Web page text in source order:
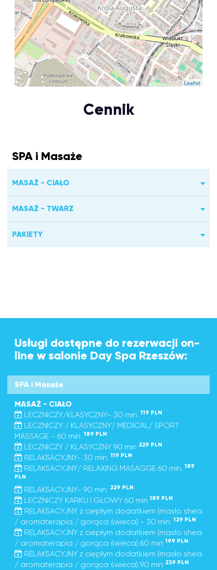
Leaflet
Cennik
SPA i Masaże
MASAŻ - CIAŁO
MASAŻ - TWARZ
PAKIETY
Usługi dostępne do rezerwacji on-
line w salonie Day Spa Rzeszów:
SPA i Masaże
MASAŻ - CIAŁO
LECZNICZY/KLASYCZNY- 30 min. 119 PLN
LECZNICZY / KLASYCZNY/ MEDICAL/ SPORT
MASSAGE - 60 min. 189 PLN
LECZNICZY / KLASYCZNY 90 min 229 PLN
RELAKSACYJNY- 30 min. 119 PLN
RELAKSACYJNY/ RELAXING MASAGGE 60 min. 189
PLN
RELAKSACYJNY- 90 min. 229 PLN
LECZNICZY KARKU I GŁOWY 60 min 189 PLN
RELAKSACYJNY z ciepłym dodatkiem (masło shea
/ aromaterapia / gorąca świeca) - 30 min. 129 PLN
RELAKSACYJNY z ciepłym dodatkiem (masło shea
/ aromaterapia / gorąca świeca) 60 min 199 PLN
RELAKSACYJNY z ciepłym dodatkiem (masło shea
/ aromaterapia / gorąca świeca) 90 min 239 PLN